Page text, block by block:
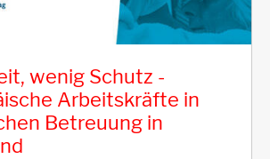
wenig Schutz -
Arbeitskräfte in
Betreuung in